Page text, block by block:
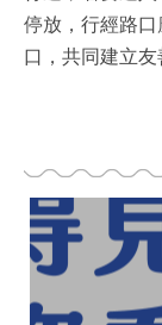
停放，行經路
口，共同建立友